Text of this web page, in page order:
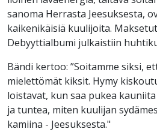
sanoma Herrasta Jeesuksesta,
kaikenikäisiä kuulijoita.
Debyyttialbumi julkaistiin
Bändi kertoo: ”Soitamme siksi,
mielettömät kiksit. Hymy
loistavat, kun saa pukea
ja tuntea, miten kuulijan
kamiina - Jeesuksesta."